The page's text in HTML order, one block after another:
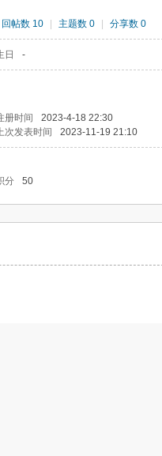
回帖数 10 主题数 0 分享数 0
日 -
册时间 2023-4-18 22:30
次发表时间 2023-11-19 21:10
分 50